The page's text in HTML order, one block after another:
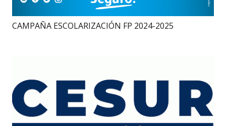
CAMPAÑA ESCOLARIZACIÓN FP 2024-2025